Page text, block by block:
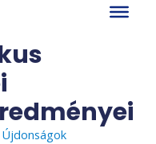
Újdonságok